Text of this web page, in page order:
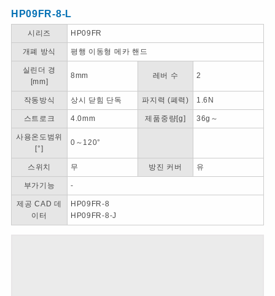
HP09FR-8-L
시리즈 HP09FR
개폐 방식 평행 이동형 메카 핸드
실린더 경
[mm]
8mm 레버 수 2
작동방식 상시 닫힘 단독 파지력 (폐력) 1.6N
스트로크 4.0mm 제품중량[g] 36g～
사용온도범위
[°]
0～120°
스위치 무 방진 커버 유
부가기능 -
제공 CAD 데
이터
HP09FR-8
HP09FR-8-J